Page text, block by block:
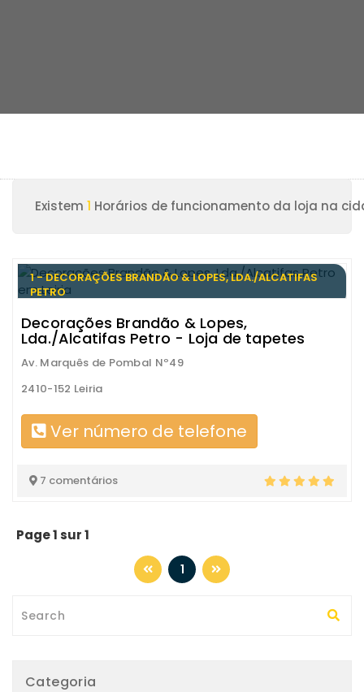
Existem 1 Horários de funcionamento da loja na
1 - DECORAÇÕES BRANDÃO & LOPES, LDA./ALCATIFAS
PETRO
Decorações Brandão & Lopes,
Lda./Alcatifas Petro - Loja de tapetes
Av. Marquês de Pombal Nº49
2410-152 Leiria
Ver número de telefone
7 comentários
Page 1 sur 1
1
Categoria